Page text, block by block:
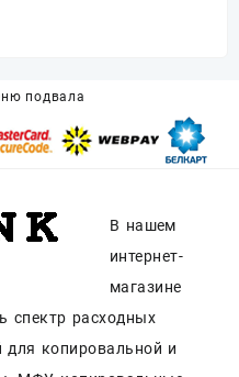
подвала
В нашем
интернет-
магазине
спектр расходных
для копировальной и